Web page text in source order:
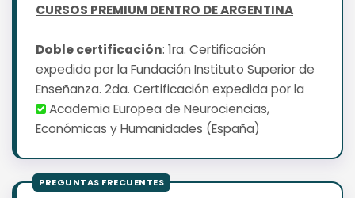
CURSOS PREMIUM DENTRO DE ARGENTINA
Doble certificación: 1ra. Certificación
expedida por la Fundación Instituto Superior de
Enseñanza. 2da. Certificación expedida por la
Academia Europea de Neurociencias,
Económicas y Humanidades (España)